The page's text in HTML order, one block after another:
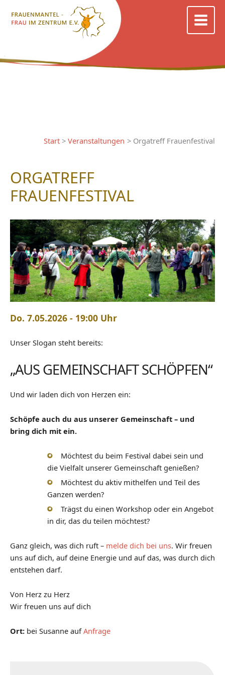
Inhalt
Start Veranstaltungen Orgatreff Frauenfestival
ORGATREFF
FRAUENFESTIVAL
Do. 7.05.2026 - 19:00 Uhr
Unser Slogan steht bereits:
„AUS GEMEINSCHAFT SCHÖPFEN“
Und wir laden dich von Herzen ein:
Schöpfe auch du aus unserer Gemeinschaft – und
bring dich mit ein.
Möchtest du beim Festival dabei sein und
die Vielfalt unserer Gemeinschaft genießen?
Möchtest du aktiv mithelfen und Teil des
Ganzen werden?
Trägst du einen Workshop oder ein Angebot
in dir, das du teilen möchtest?
Ganz gleich, was dich ruft – melde dich bei uns. Wir freuen
uns auf dich, auf deine Energie und auf das, was durch dich
entstehen darf.
Von Herz zu Herz
Wir freuen uns auf dich
Ort: bei Susanne aufAnfrage